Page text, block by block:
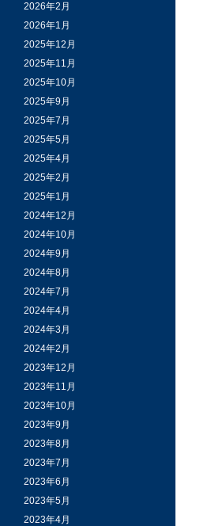
2026年2月
2026年1月
2025年12月
2025年11月
2025年10月
2025年9月
2025年7月
2025年5月
2025年4月
2025年2月
2025年1月
2024年12月
2024年10月
2024年9月
2024年8月
2024年7月
2024年4月
2024年3月
2024年2月
2023年12月
2023年11月
2023年10月
2023年9月
2023年8月
2023年7月
2023年6月
2023年5月
2023年4月